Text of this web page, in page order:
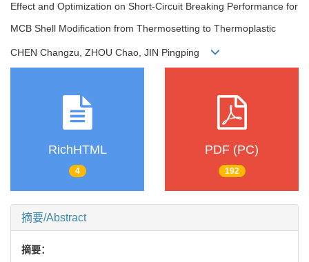
Effect and Optimization on Short-Circuit Breaking Performance for
MCB Shell Modification from Thermosetting to Thermoplastic
CHEN Changzu, ZHOU Chao, JIN Pingping
RichHTML
4
PDF (PC)
192
摘要/Abstract
摘要：